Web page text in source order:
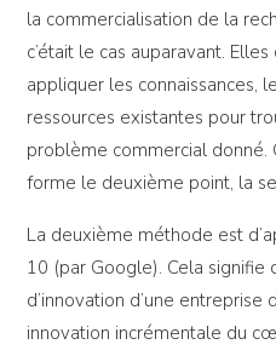
la commercialisation de la
c’était le cas auparavant.
appliquer les connaissances,
ressources existantes pour
problème commercial donné.
forme le deuxième point, la
La deuxième méthode est
10 (par Google). Cela signifie
d’innovation d’une entreprise
innovation incrémentale du